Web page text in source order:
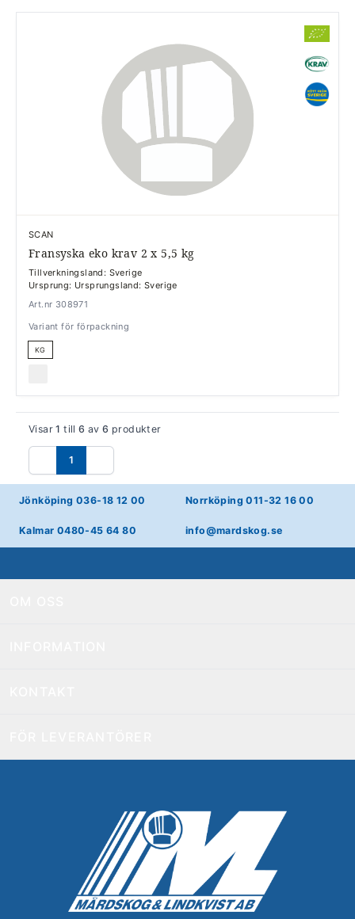
SCAN
Fransyska eko krav 2 x 5,5 kg
Tillverkningsland: Sverige
Ursprung: Ursprungsland: Sverige
Art.nr 308971
Variant för förpackning
KG
Visar1 till6 av6 produkter
Föregående
1
Nästa
Jönköping 036-18 12 00 Norrköping 011-32 16 00
Kalmar 0480-45 64 80 info@mardskog.se